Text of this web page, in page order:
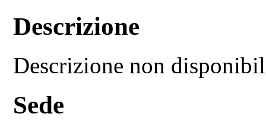
Descrizione
Descrizione non
Sede